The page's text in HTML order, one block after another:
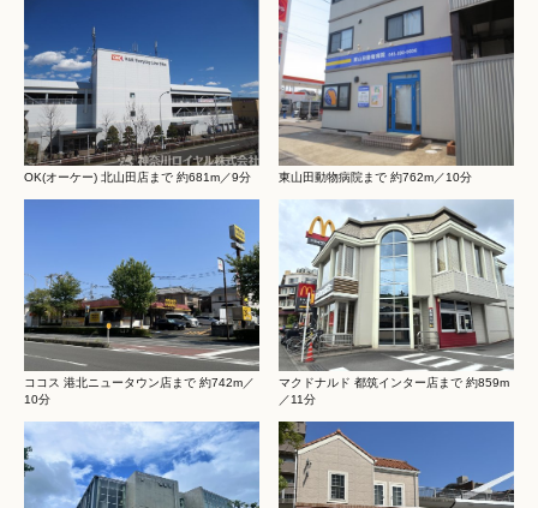
OK(オーケー) 北山田店まで 約681m／9分 東山田動物病院まで 約762m／10分
ココス 港北ニュータウン店まで 約742m／
10分
マクドナルド 都筑インター店まで 約859m
／11分